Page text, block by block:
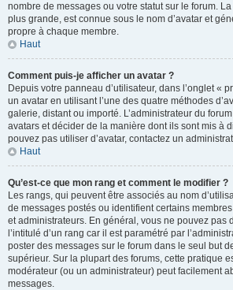
nombre de messages ou votre statut sur le forum.
plus grande, est connue sous le nom d’avatar et
propre à chaque membre.
Haut
Comment puis-je afficher un avatar ?
Depuis votre panneau d’utilisateur, dans l’onglet «
un avatar en utilisant l’une des quatre méthodes
galerie, distant ou importé. L’administrateur du
avatars et décider de la manière dont ils sont mis à
pouvez pas utiliser d’avatar, contactez un
Haut
Qu’est-ce que mon rang et comment le modifier ?
Les rangs, qui peuvent être associés au nom
de messages postés ou identifient certains
et administrateurs. En général, vous ne pouvez pas
l’intitulé d’un rang car il est paramétré par
poster des messages sur le forum dans le seul but
supérieur. Sur la plupart des forums, cette pratique
modérateur (ou un administrateur) peut facilement
messages.